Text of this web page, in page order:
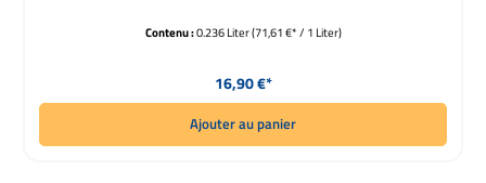
Contenu :0.236 Liter(71,61 €* / 1 Liter)
Prix régulier :
16,90 €*
Ajouter au panier